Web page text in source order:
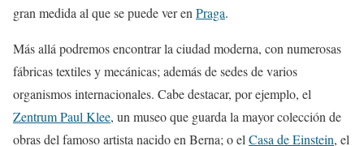
gran medida al que se puede ver en Praga.
Más allá podremos encontrar la ciudad moderna, con numerosas
fábricas textiles y mecánicas; además de sedes de varios
organismos internacionales. Cabe destacar, por ejemplo, el
Zentrum Paul Klee, un museo que guarda la mayor colección de
obras del famoso artista nacido en Berna; o el Casa de Einstein, el